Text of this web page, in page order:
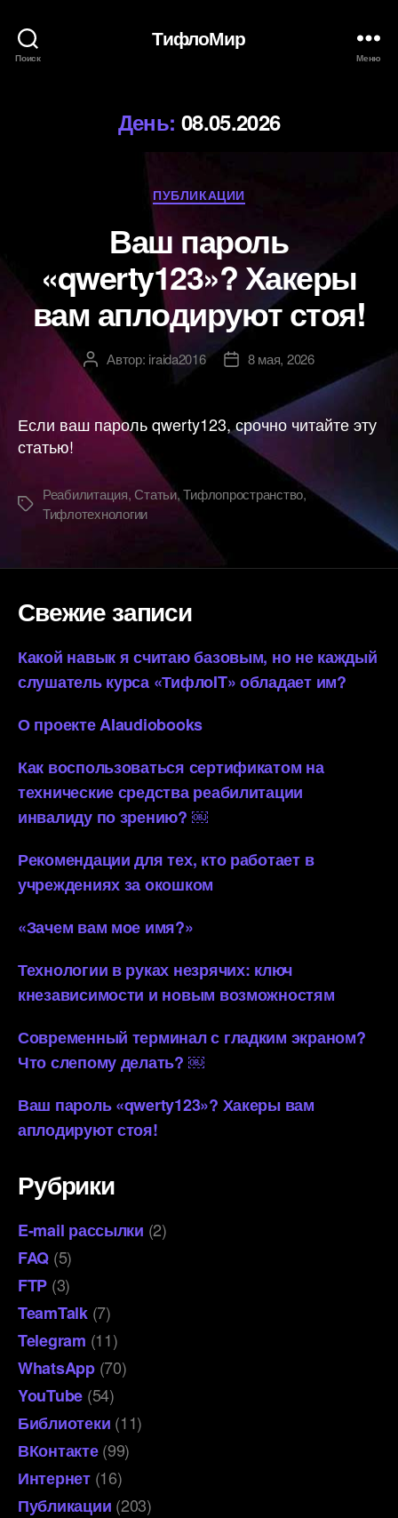
Поиск
ТифлоМир
Меню
День: 08.05.2026
Рубрики
ПУБЛИКАЦИИ
Ваш пароль
«qwerty123»? Хакеры
вам аплодируют стоя!
Автор
записи
Автор: iraida2016
Дата8 мая, 2026
Если ваш пароль qwerty123, срочно читайте эту
статью!
Метки
Реабилитация,Статьи,Тифлопространство,
Тифлотехнологии
Свежие записи
Какой навык я считаю базовым, но не каждый
слушатель курса «ТифлоIT» обладает им?
О проекте AIaudiobooks
Как воспользоваться сертификатом на
технические средства реабилитации
инвалиду по зрению? ￼
Рекомендации для тех, кто работает в
учреждениях за окошком
«Зачем вам мое имя?»
Технологии в руках незрячих: ключ
кнезависимости и новым возможностям
Современный терминал с гладким экраном?
Что слепому делать? ￼
Ваш пароль «qwerty123»? Хакеры вам
аплодируют стоя!
Рубрики
E-mail рассылки (2)
FAQ (5)
FTP (3)
TeamTalk(7)
Telegram (11)
WhatsApp(70)
YouTube (54)
Библиотеки (11)
ВКонтакте(99)
Интернет(16)
Публикации (203)